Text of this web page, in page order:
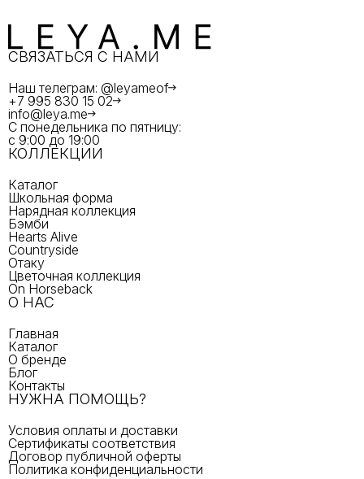
СВЯЗАТЬСЯ С НАМИ
Наш телеграм: @leyameof
+7 995 830 15 02
info@leya.me
С понедельника по пятницу:
с 9:00 до 19:00
КОЛЛЕКЦИИ
Каталог
Школьная форма
Нарядная коллекция
Бэмби
Hearts Alive
Countryside
Отаку
Цветочная коллекция
On Horseback
О НАС
Главная
Каталог
О бренде
Блог
Контакты
НУЖНА ПОМОЩЬ?
Условия оплаты и доставки
Сертификаты соответствия
Договор публичной оферты
Политика конфиденциальности